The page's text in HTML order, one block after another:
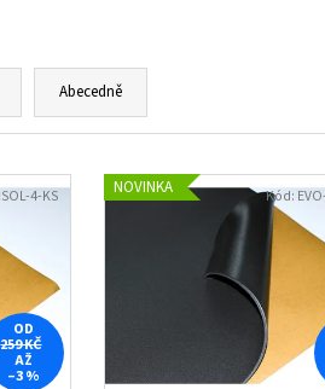
Abecedně
OD
259 KČ
AŽ
–3 %
4-KS NOVINKA Kód: